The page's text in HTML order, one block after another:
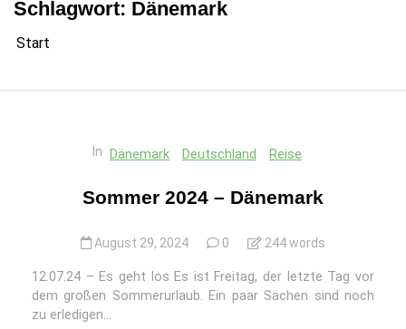
Schlagwort: Dänemark
Start
In Dänemark Deutschland Reise
Sommer 2024 – Dänemark
August 29, 2024 0 244 words
12.07.24 – Es geht los Es ist Freitag, der letzte Tag vor
dem großen Sommerurlaub. Ein paar Sachen sind noch
zu erledigen...